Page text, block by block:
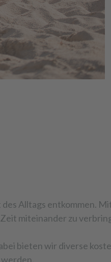
Alltags entkommen.
miteinander zu
bieten wir diverse